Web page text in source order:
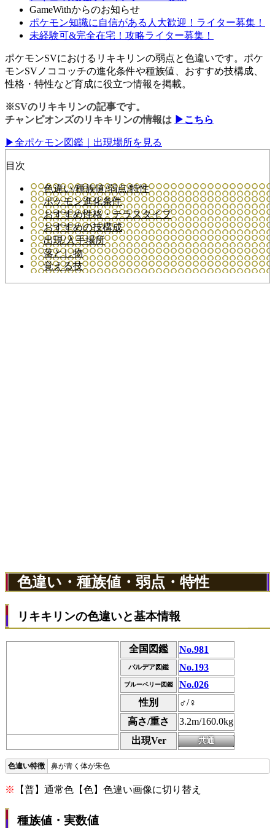
GameWithからのお知らせ
ポケモン知識に自信がある人大歓迎！ライター募集！
未経験可&完全在宅！攻略ライター募集！
ポケモンSVにおけるリキキリンの弱点と色違いです。ポケ
モンSVノココッチの進化条件や種族値、おすすめ技構成、
性格・特性など育成に役立つ情報を掲載。
※SVのリキキリンの記事です。
チャンピオンズのリキキリンの情報は ▶こちら
▶全ポケモン図鑑｜出現場所を見る
目次
色違い/種族値/弱点/特性
ポケモン進化条件
おすすめ性格・テラスタイプ
おすすめの技構成
出現/入手場所
落とし物
覚える技
色違い・種族値・弱点・特性
リキキリンの色違いと基本情報
全国図鑑 No.981
パルデア図鑑 No.193
ブルーベリー図鑑
No.026
性別
♂/♀
高さ/重さ
3.2m/160.0kg
出現Ver
鼻が青く体が朱色
※ 【普】通常色【色】色違い画像に切り替え
種族値・実数値